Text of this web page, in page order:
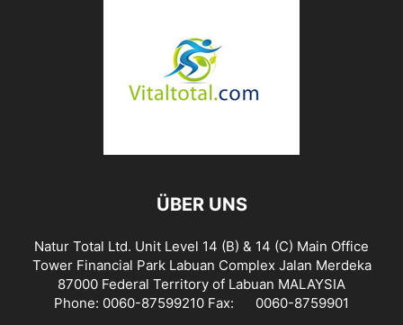
ÜBER UNS
Natur Total Ltd. Unit Level 14 (B) & 14 (C) Main Office
Tower Financial Park Labuan Complex Jalan Merdeka
87000 Federal Territory of Labuan MALAYSIA
Phone: 0060-87599210 Fax: 0060-8759901